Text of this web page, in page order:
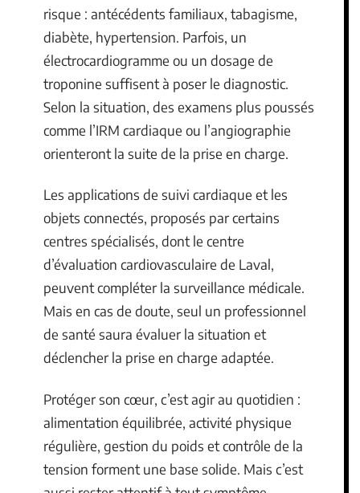
risque : antécédents familiaux, tabagisme,
diabète, hypertension. Parfois, un
électrocardiogramme ou un dosage de
troponine suffisent à poser le diagnostic.
Selon la situation, des examens plus poussés
comme l’IRM cardiaque ou l’angiographie
orienteront la suite de la prise en charge.
Les applications de suivi cardiaque et les
objets connectés, proposés par certains
centres spécialisés, dont le centre
d’évaluation cardiovasculaire de Laval,
peuvent compléter la surveillance médicale.
Mais en cas de doute, seul un professionnel
de santé saura évaluer la situation et
déclencher la prise en charge adaptée.
Protéger son cœur, c’est agir au quotidien :
alimentation équilibrée, activité physique
régulière, gestion du poids et contrôle de la
tension forment une base solide. Mais c’est